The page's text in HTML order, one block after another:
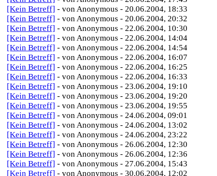
[Kein Betreff] - von Anonymous - 20.06.2004, 18:33
[Kein Betreff] - von Anonymous - 20.06.2004, 20:32
[Kein Betreff] - von Anonymous - 22.06.2004, 10:30
[Kein Betreff] - von Anonymous - 22.06.2004, 14:04
[Kein Betreff] - von Anonymous - 22.06.2004, 14:54
[Kein Betreff] - von Anonymous - 22.06.2004, 16:07
[Kein Betreff] - von Anonymous - 22.06.2004, 16:25
[Kein Betreff] - von Anonymous - 22.06.2004, 16:33
[Kein Betreff] - von Anonymous - 23.06.2004, 19:10
[Kein Betreff] - von Anonymous - 23.06.2004, 19:20
[Kein Betreff] - von Anonymous - 23.06.2004, 19:55
[Kein Betreff] - von Anonymous - 24.06.2004, 09:01
[Kein Betreff] - von Anonymous - 24.06.2004, 13:02
[Kein Betreff] - von Anonymous - 24.06.2004, 23:22
[Kein Betreff] - von Anonymous - 26.06.2004, 12:30
[Kein Betreff] - von Anonymous - 26.06.2004, 12:36
[Kein Betreff] - von Anonymous - 27.06.2004, 15:43
[Kein Betreff] - von Anonymous - 30.06.2004, 12:02